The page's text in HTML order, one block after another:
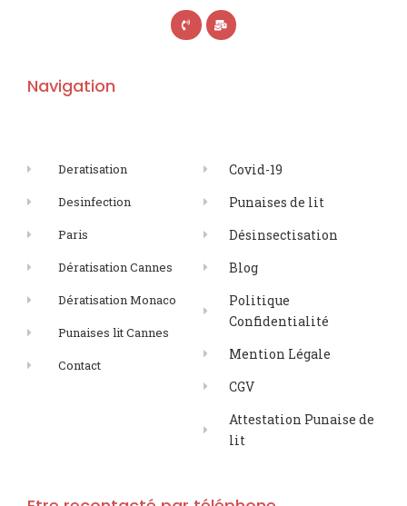
Navigation
Deratisation
Desinfection
Paris
Dératisation Cannes
Dératisation Monaco
Punaises lit Cannes
Contact
Covid-19
Punaises de lit
Désinsectisation
Blog
Politique
Confidentialité
Mention Légale
CGV
Attestation Punaise de
lit